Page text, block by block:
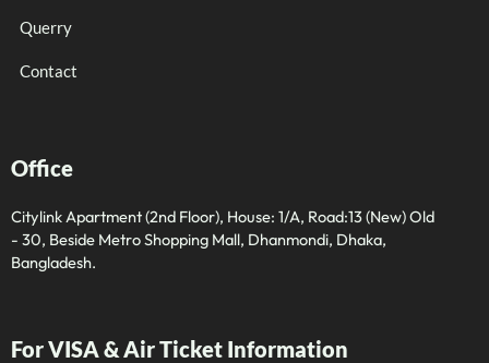
Querry
Contact
Office
Citylink Apartment (2nd Floor), House: 1/A, Road:13 (New) Old
- 30, Beside Metro Shopping Mall, Dhanmondi, Dhaka,
Bangladesh.
For VISA & Air Ticket Information